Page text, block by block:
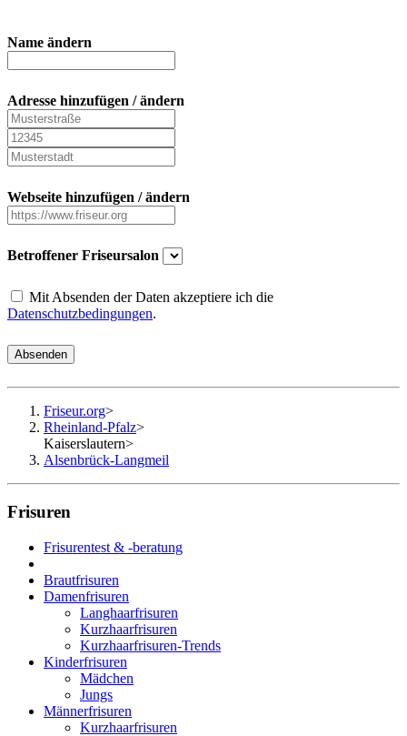
Name ändern
Adresse hinzufügen / ändern
Webseite hinzufügen / ändern
Betroffener Friseursalon
Mit Absenden der Daten akzeptiere ich die
Datenschutzbedingungen.
Absenden
Friseur.org>
Rheinland-Pfalz>
Kaiserslautern>
Alsenbrück-Langmeil
Frisuren
Frisurentest & -beratung
Brautfrisuren
Damenfrisuren
Langhaarfrisuren
Kurzhaarfrisuren
Kurzhaarfrisuren-Trends
Kinderfrisuren
Mädchen
Jungs
Männerfrisuren
Kurzhaarfrisuren